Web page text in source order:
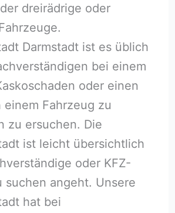
dreirädrige oder
Darmstadt ist es üblich
bei einem
oder einen
einem Fahrzeug zu
zu ersuchen. Die
ist leicht übersichtlich
oder KFZ-
suchen angeht. Unsere
hat bei